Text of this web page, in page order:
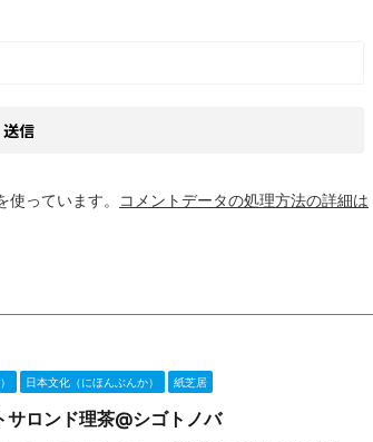
っています。
コメントデータの処理方法の詳細は
日本文化（にほんぶんか） 紙芝居
ロンド理茶@シゴトノバ